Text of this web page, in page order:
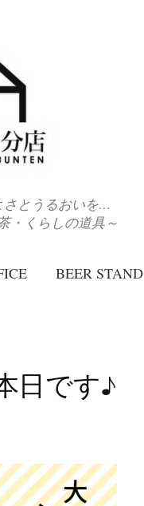
さとうるおいを…
・くらしの道具～
BEER STAND
日です♪